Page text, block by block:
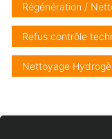
Régénération /
Refus contrôle
Nettoyage